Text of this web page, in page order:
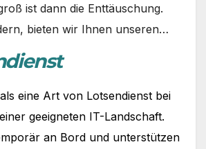
ist dann die Enttäuschung.
bieten wir Ihnen unseren…
eine Art von Lotsendienst bei
geeigneten IT-Landschaft.
an Bord und unterstützen